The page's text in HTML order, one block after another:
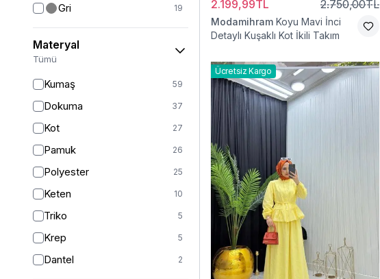
Kız Çocuk Takım
Kız Çocuk Etek
Gri 19
Bordo 16
Mor 9
Materyal
Tümü
Kumaş 59
Dokuma 37
Kot 27
Pamuk 26
Polyester 25
Keten 10
Triko 5
Krep 5
Dantel 2
2.199,99TL 2.750,00TL
Modamihram Koyu Mavi İnci
Detaylı Kuşaklı Kot İkili Takım
Ücretsiz Kargo